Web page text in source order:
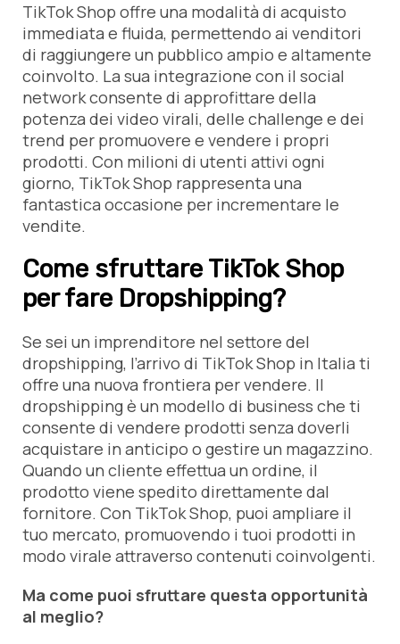
TikTok Shop offre una modalità di acquisto
immediata e fluida, permettendo ai venditori
di raggiungere un pubblico ampio e altamente
coinvolto. La sua integrazione con il social
network consente di approfittare della
potenza dei video virali, delle challenge e dei
trend per promuovere e vendere i propri
prodotti. Con milioni di utenti attivi ogni
giorno, TikTok Shop rappresenta una
fantastica occasione per incrementare le
vendite.
Come sfruttare TikTok Shop
per fare Dropshipping?
Se sei un imprenditore nel settore del
dropshipping, l’arrivo di TikTok Shop in Italia ti
offre una nuova frontiera per vendere. Il
dropshipping è un modello di business che ti
consente di vendere prodotti senza doverli
acquistare in anticipo o gestire un magazzino.
Quando un cliente effettua un ordine, il
prodotto viene spedito direttamente dal
fornitore. Con TikTok Shop, puoi ampliare il
tuo mercato, promuovendo i tuoi prodotti in
modo virale attraverso contenuti coinvolgenti.
Ma come puoi sfruttare questa opportunità
al meglio?